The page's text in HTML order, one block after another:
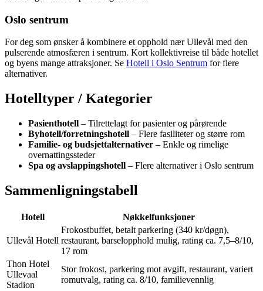
Oslo sentrum
For deg som ønsker å kombinere et opphold nær Ullevål med den
pulserende atmosfæren i sentrum. Kort kollektivreise til både hotellet
og byens mange attraksjoner. Se Hotell i Oslo Sentrum for flere
alternativer.
Hotelltyper / Kategorier
Pasienthotell – Tilrettelagt for pasienter og pårørende
Byhotell/forretningshotell – Flere fasiliteter og større rom
Familie- og budsjettalternativer – Enkle og rimelige
overnattingssteder
Spa og avslappingshotell – Flere alternativer i Oslo sentrum
Sammenligningstabell
Hotell Nøkkelfunksjoner
Ullevål Hotell
Frokostbuffet, betalt parkering (340 kr/døgn),
restaurant, barselopphold mulig, rating ca. 7,5–8/10,
17 rom
Thon Hotel
Ullevaal
Stadion
Stor frokost, parkering mot avgift, restaurant, variert
romutvalg, rating ca. 8/10, familievennlig